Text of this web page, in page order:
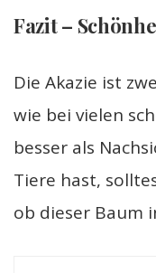
Fazit –
Die Akazie ist
wie bei vielen
besser als
Tiere hast,
ob dieser Baum